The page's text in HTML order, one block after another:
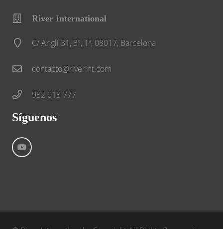
River International
C/ Anglí 31, 3º, 1ª, 08017, Barcelona
contacto@riverint.com
932 013 777
Síguenos